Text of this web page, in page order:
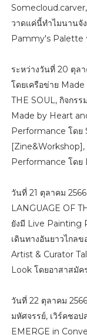
วาดแค่นี้ทำไมนานจั
Pammy's Palette
ระหว่างวันที่ 20 ตุล
โดยเครือข่าย
THE SOUL, กิจกร
Made by Heart
Performance โดย
Performance โดย
วันที่ 21 ตุลาคม
LANGUAGE OF
ยังมี Live Painting
เดินทางอันยาวไกล
Artist & Curator
Look โดยอาสาสมั
วันที่ 22 ตุลาคม
มหัศจรรย์, เวิร์คชอ
EMERGE in